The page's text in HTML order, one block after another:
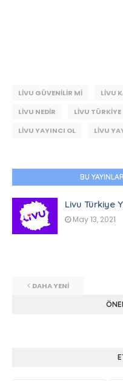
LIVU GÜVENILIR MI LIVU
LIVU NEDIR
LIVU TÜRKIYE
LIVU YAYINCI OL
LIVU
BU
Livu Türkiye
May 13, 2021
DAHA YENI